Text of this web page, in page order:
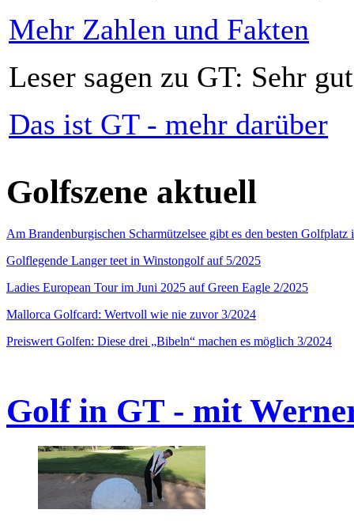
Mehr Zahlen und Fakten
Leser sagen zu GT: Sehr
Das ist GT - mehr darüber
Golfszene aktuell
Am Brandenburgischen Scharmützelsee gibt es den besten
Golflegende Langer teet in Winstongolf auf 5/2025
Ladies European Tour im Juni 2025 auf Green Eagle 2/2025
Mallorca Golfcard: Wertvoll wie nie zuvor 3/2024
Preiswert Golfen: Diese drei „Bibeln“ machen es möglich 3/2024
Golf in GT - mit